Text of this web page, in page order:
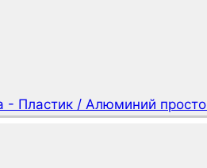
- Пластик / Алюминий